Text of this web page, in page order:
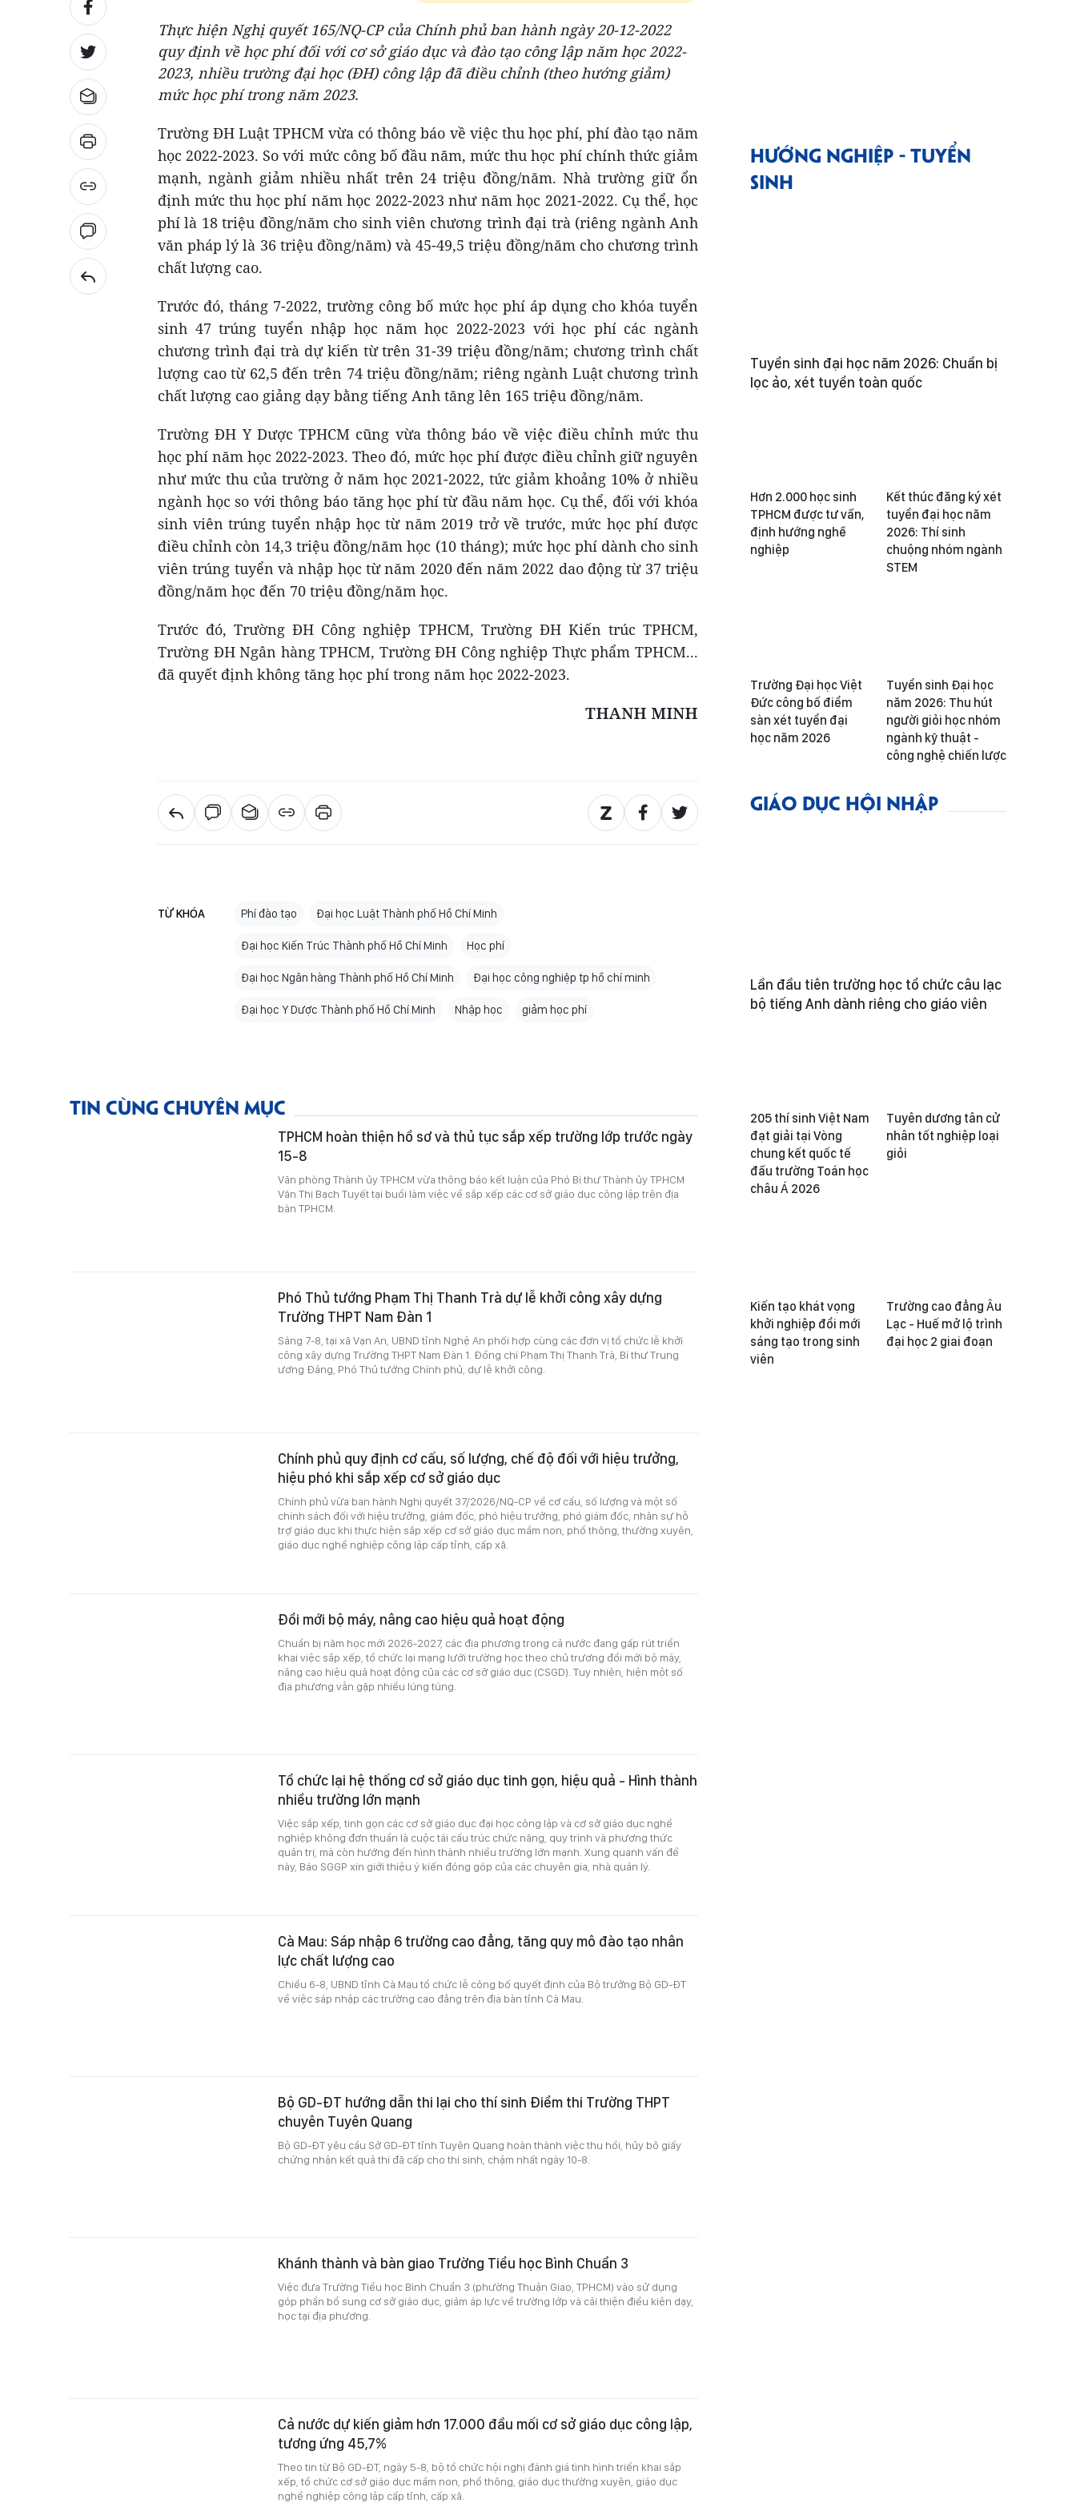
Thực hiện Nghị quyết 165/NQ-CP của Chính phủ ban hành ngày 20-12-2022
quy định về học phí đối với cơ sở giáo dục và đào tạo công lập năm học 2022-
2023, nhiều trường đại học (ĐH) công lập đã điều chỉnh (theo hướng giảm)
mức học phí trong năm 2023.
Trường ĐH Luật TPHCM vừa có thông báo về việc thu học phí, phí đào tạo năm
học 2022-2023. So với mức công bố đầu năm, mức thu học phí chính thức giảm
mạnh, ngành giảm nhiều nhất trên 24 triệu đồng/năm. Nhà trường giữ ổn
định mức thu học phí năm học 2022-2023 như năm học 2021-2022. Cụ thể, học
phí là 18 triệu đồng/năm cho sinh viên chương trình đại trà (riêng ngành Anh
văn pháp lý là 36 triệu đồng/năm) và 45-49,5 triệu đồng/năm cho chương trình
chất lượng cao.
Trước đó, tháng 7-2022, trường công bố mức học phí áp dụng cho khóa tuyển
sinh 47 trúng tuyển nhập học năm học 2022-2023 với học phí các ngành
chương trình đại trà dự kiến từ trên 31-39 triệu đồng/năm; chương trình chất
lượng cao từ 62,5 đến trên 74 triệu đồng/năm; riêng ngành Luật chương trình
chất lượng cao giảng dạy bằng tiếng Anh tăng lên 165 triệu đồng/năm.
Trường ĐH Y Dược TPHCM cũng vừa thông báo về việc điều chỉnh mức thu
học phí năm học 2022-2023. Theo đó, mức học phí được điều chỉnh giữ nguyên
như mức thu của trường ở năm học 2021-2022, tức giảm khoảng 10% ở nhiều
ngành học so với thông báo tăng học phí từ đầu năm học. Cụ thể, đối với khóa
sinh viên trúng tuyển nhập học từ năm 2019 trở về trước, mức học phí được
điều chỉnh còn 14,3 triệu đồng/năm học (10 tháng); mức học phí dành cho sinh
viên trúng tuyển và nhập học từ năm 2020 đến năm 2022 dao động từ 37 triệu
đồng/năm học đến 70 triệu đồng/năm học.
Trước đó, Trường ĐH Công nghiệp TPHCM, Trường ĐH Kiến trúc TPHCM,
Trường ĐH Ngân hàng TPHCM, Trường ĐH Công nghiệp Thực phẩm TPHCM...
đã quyết định không tăng học phí trong năm học 2022-2023.
THANH MINH
TỪ KHÓA Phí đào tạo Đại học Luật Thành phố Hồ Chí Minh
Đại học Kiến Trúc Thành phố Hồ Chí Minh Học phí
Đại học Ngân hàng Thành phố Hồ Chí Minh Đại học công nghiệp tp hồ chí minh
Đại học Y Dược Thành phố Hồ Chí Minh Nhập học giảm học phí
TIN CÙNG CHUYÊN MỤC
TPHCM hoàn thiện hồ sơ và thủ tục sắp xếp trường lớp trước ngày
15-8
Văn phòng Thành ủy TPHCM vừa thông báo kết luận của Phó Bí thư Thành ủy TPHCM
Văn Thị Bạch Tuyết tại buổi làm việc về sắp xếp các cơ sở giáo dục công lập trên địa
bàn TPHCM.
Phó Thủ tướng Phạm Thị Thanh Trà dự lễ khởi công xây dựng
Trường THPT Nam Đàn 1
Sáng 7-8, tại xã Vạn An, UBND tỉnh Nghệ An phối hợp cùng các đơn vị tổ chức lễ khởi
công xây dựng Trường THPT Nam Đàn 1. Đồng chí Phạm Thị Thanh Trà, Bí thư Trung
ương Đảng, Phó Thủ tướng Chính phủ, dự lễ khởi công.
Chính phủ quy định cơ cấu, số lượng, chế độ đối với hiệu trưởng,
hiệu phó khi sắp xếp cơ sở giáo dục
Chính phủ vừa ban hành Nghị quyết 37/2026/NQ-CP về cơ cấu, số lượng và một số
chính sách đối với hiệu trưởng, giám đốc, phó hiệu trưởng, phó giám đốc, nhân sự hỗ
trợ giáo dục khi thực hiện sắp xếp cơ sở giáo dục mầm non, phổ thông, thường xuyên,
giáo dục nghề nghiệp công lập cấp tỉnh, cấp xã.
Đổi mới bộ máy, nâng cao hiệu quả hoạt động
Chuẩn bị năm học mới 2026-2027, các địa phương trong cả nước đang gấp rút triển
khai việc sắp xếp, tổ chức lại mạng lưới trường học theo chủ trương đổi mới bộ máy,
nâng cao hiệu quả hoạt động của các cơ sở giáo dục (CSGD). Tuy nhiên, hiện một số
địa phương vẫn gặp nhiều lúng túng.
Tổ chức lại hệ thống cơ sở giáo dục tinh gọn, hiệu quả - Hình thành
nhiều trường lớn mạnh
Việc sắp xếp, tinh gọn các cơ sở giáo dục đại học công lập và cơ sở giáo dục nghề
nghiệp không đơn thuần là cuộc tái cấu trúc chức năng, quy trình và phương thức
quản trị, mà còn hướng đến hình thành nhiều trường lớn mạnh. Xung quanh vấn đề
này, Báo SGGP xin giới thiệu ý kiến đóng góp của các chuyên gia, nhà quản lý.
Cà Mau: Sáp nhập 6 trường cao đẳng, tăng quy mô đào tạo nhân
lực chất lượng cao
Chiều 6-8, UBND tỉnh Cà Mau tổ chức lễ công bố quyết định của Bộ trưởng Bộ GD-ĐT
về việc sáp nhập các trường cao đẳng trên địa bàn tỉnh Cà Mau.
Bộ GD-ĐT hướng dẫn thi lại cho thí sinh Điểm thi Trường THPT
chuyên Tuyên Quang
Bộ GD-ĐT yêu cầu Sở GD-ĐT tỉnh Tuyên Quang hoàn thành việc thu hồi, hủy bỏ giấy
chứng nhận kết quả thi đã cấp cho thí sinh, chậm nhất ngày 10-8.
Khánh thành và bàn giao Trường Tiểu học Bình Chuẩn 3
Việc đưa Trường Tiểu học Bình Chuẩn 3 (phường Thuận Giao, TPHCM) vào sử dụng
góp phần bổ sung cơ sở giáo dục, giảm áp lực về trường lớp và cải thiện điều kiện dạy,
học tại địa phương.
Cả nước dự kiến giảm hơn 17.000 đầu mối cơ sở giáo dục công lập,
tương ứng 45,7%
Theo tin từ Bộ GD-ĐT, ngày 5-8, bộ tổ chức hội nghị đánh giá tình hình triển khai sắp
xếp, tổ chức cơ sở giáo dục mầm non, phổ thông, giáo dục thường xuyên, giáo dục
nghề nghiệp công lập cấp tỉnh, cấp xã.
HƯỚNG NGHIỆP - TUYỂN
SINH
Tuyển sinh đại học năm 2026: Chuẩn bị
lọc ảo, xét tuyển toàn quốc
Hơn 2.000 học sinh
TPHCM được tư vấn,
định hướng nghề
nghiệp
Kết thúc đăng ký xét
tuyển đại học năm
2026: Thí sinh
chuộng nhóm ngành
STEM
Trường Đại học Việt
Đức công bố điểm
sàn xét tuyển đại
học năm 2026
Tuyển sinh Đại học
năm 2026: Thu hút
người giỏi học nhóm
ngành kỹ thuật -
công nghệ chiến lược
GIÁO DỤC HỘI NHẬP
Lần đầu tiên trường học tổ chức câu lạc
bộ tiếng Anh dành riêng cho giáo viên
205 thí sinh Việt Nam
đạt giải tại Vòng
chung kết quốc tế
đấu trường Toán học
châu Á 2026
Tuyên dương tân cử
nhân tốt nghiệp loại
giỏi
Kiến tạo khát vọng
khởi nghiệp đổi mới
sáng tạo trong sinh
viên
Trường cao đẳng Âu
Lạc - Huế mở lộ trình
đại học 2 giai đoạn